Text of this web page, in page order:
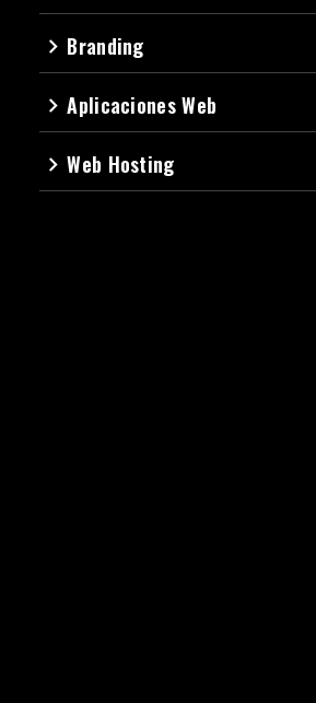
navigate_next Branding
navigate_nextAplicaciones Web
navigate_nextWeb Hosting